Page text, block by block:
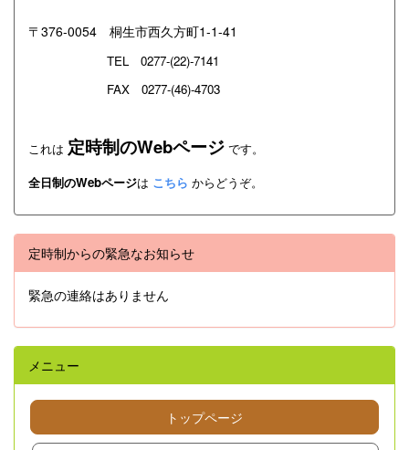
〒376-0054 桐生市西久方町1-1-41
TEL 0277-(22)-7141
FAX 0277-(46)-4703
これは 定時制のWebページ です。
全日制のWebページは こちら からどうぞ。
定時制からの緊急なお知らせ
緊急の連絡はありません
メニュー
トップページ